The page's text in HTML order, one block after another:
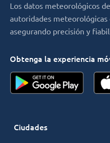
Los datos meteorológicos
autoridades
asegurando precisión y
Obtenga la experiencia
Ciudades